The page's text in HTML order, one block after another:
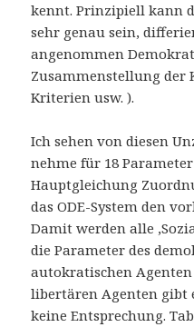
kennt. Prinzipiell kann
sehr genau sein,
angenommen
Zusammenstellung
Kriterien usw. ).
Ich sehen von diesen
nehme für 18
Hauptgleichung
das ODE-System den
Damit werden alle
die Parameter des
autokratischen Agenten
libertären Agenten gibt
keine Entsprechung.